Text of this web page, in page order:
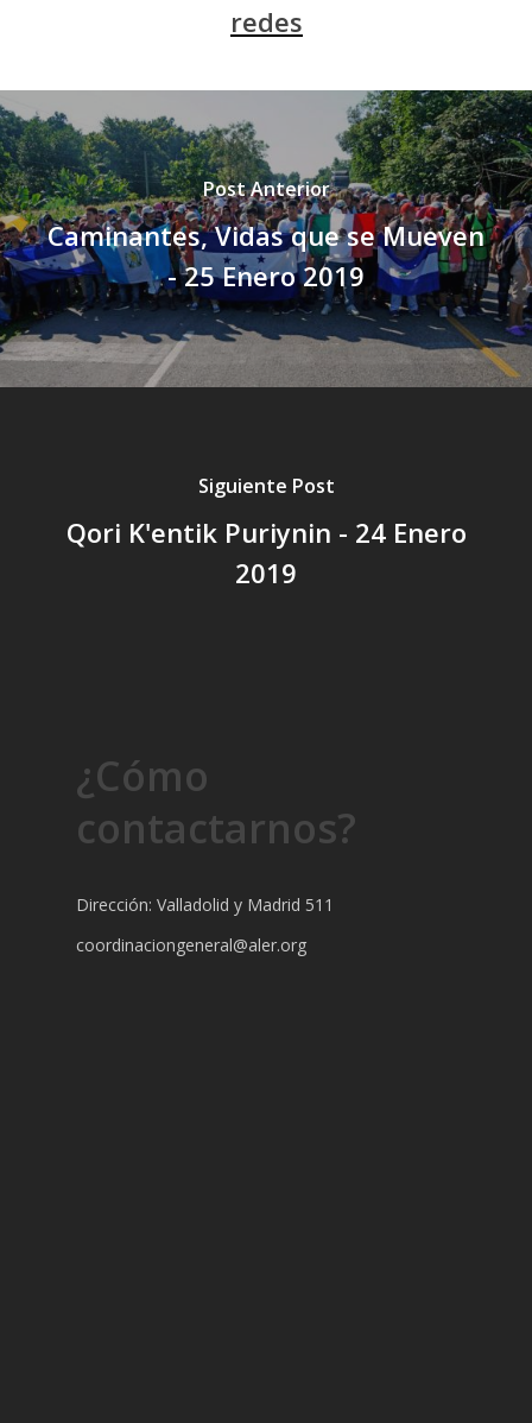
redes
Post Anterior
Caminantes, Vidas que se Mueven
- 25 Enero 2019
Siguiente Post
Qori K'entik Puriynin - 24 Enero
2019
¿Cómo
contactarnos?
Dirección: Valladolid y Madrid 511
coordinaciongeneral@aler.org